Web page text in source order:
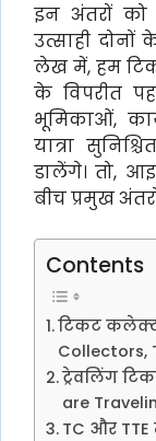
इन अंतरों को
उत्साही
लेख में, हम
के विपरीत
भूमिकाओं,
यात्रा
डालेंगे। तो,
बीच प्रमुख
Contents
टिकट
Collectors,
ट्रेवलिंग
are
TC और